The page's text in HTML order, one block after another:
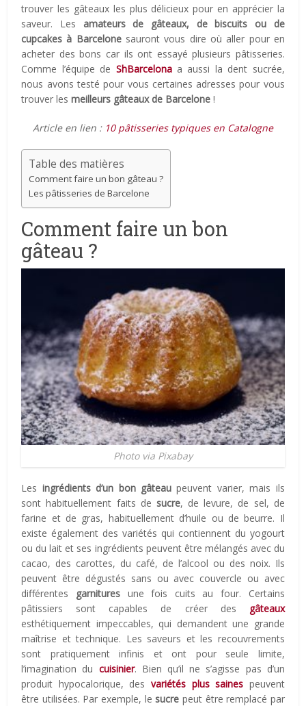
trouver les gâteaux les plus délicieux pour en apprécier la
saveur. Les amateurs de gâteaux, de biscuits ou de
cupcakes à Barcelonesauront vous dire où aller pour en
acheter des bons car ils ont essayé plusieurs pâtisseries.
Comme l’équipe de ShBarcelonaa aussi la dent sucrée,
nous avons testé pour vous certaines adresses pour vous
trouver lesmeilleurs gâteaux de Barcelone !
Article en lien : 10 pâtisseries typiques en Catalogne
Table des matières
Comment faire un bon gâteau ?
Les pâtisseries de Barcelone
Comment faire un bon
gâteau ?
Photo via Pixabay
Les ingrédients d’un bon gâteau peuvent varier, mais ils
sont habituellement faits de sucre, de levure, de sel, de
farine et de gras, habituellement d’huile ou de beurre. Il
existe également des variétés qui contiennent du yogourt
ou du lait et ses ingrédients peuvent être mélangés avec du
cacao, des carottes, du café, de l’alcool ou des noix. Ils
peuvent être dégustés sans ou avec couvercle ou avec
différentes
garnituresune fois cuits au four. Certains
pâtissiers sont capables de créer des gâteaux
esthétiquement impeccables, qui demandent une grande
maîtrise et technique. Les saveurs et les recouvrements
sont pratiquement infinis et ont pour seule limite,
l’imagination du cuisinier. Bien qu’il ne s’agisse pas d’un
produit hypocalorique, des variétés plus saines peuvent
être utilisées. Par exemple, lesucre peut être remplacé par